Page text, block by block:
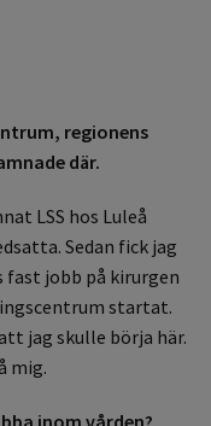
regionens
där.
LSS hos Luleå
Sedan fick jag
fast jobb på kirurgen
startat.
jag skulle börja här.
mig.
inom vården?